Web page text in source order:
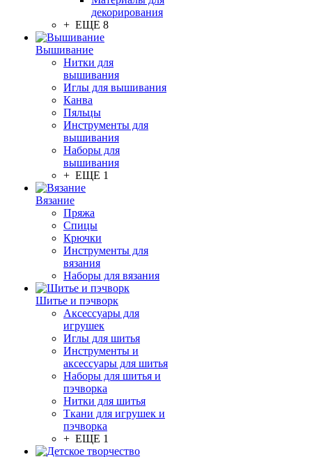
декорирования
+ ЕЩЕ 8
Вышивание
Нитки для
вышивания
Иглы для вышивания
Канва
Пяльцы
Инструменты для
вышивания
Наборы для
вышивания
+ ЕЩЕ 1
Вязание
Пряжа
Спицы
Крючки
Инструменты для
вязания
Наборы для вязания
Шитье и пэчворк
Аксессуары для
игрушек
Иглы для шитья
Инструменты и
аксессуары для шитья
Наборы для шитья и
пэчворка
Нитки для шитья
Ткани для игрушек и
пэчворка
+ ЕЩЕ 1